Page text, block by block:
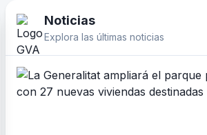
Noticias
Explora las últimas noticias